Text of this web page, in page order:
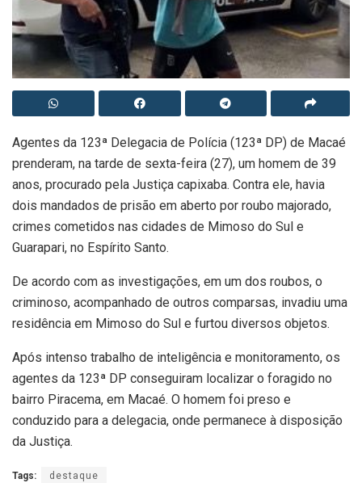
Agentes da 123ª Delegacia de Polícia (123ª DP) de Macaé
prenderam, na tarde de sexta-feira (27), um homem de 39
anos, procurado pela Justiça capixaba. Contra ele, havia
dois mandados de prisão em aberto por roubo majorado,
crimes cometidos nas cidades de Mimoso do Sul e
Guarapari, no Espírito Santo.
De acordo com as investigações, em um dos roubos, o
criminoso, acompanhado de outros comparsas, invadiu uma
residência em Mimoso do Sul e furtou diversos objetos.
Após intenso trabalho de inteligência e monitoramento, os
agentes da 123ª DP conseguiram localizar o foragido no
bairro Piracema, em Macaé. O homem foi preso e
conduzido para a delegacia, onde permanece à disposição
da Justiça.
Tags: destaque